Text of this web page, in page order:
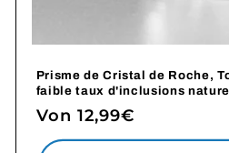
Prisme de Cristal de Roche,
faible taux d'inclusions
Normaler
Preis
Von 12,99€